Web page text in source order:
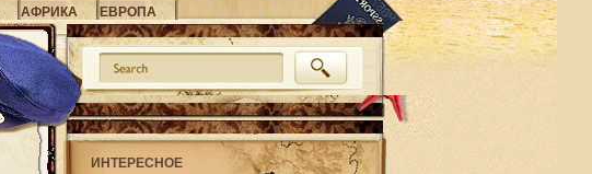
АФРИКА ЕВРОПА
ИНТЕРЕСНОЕ